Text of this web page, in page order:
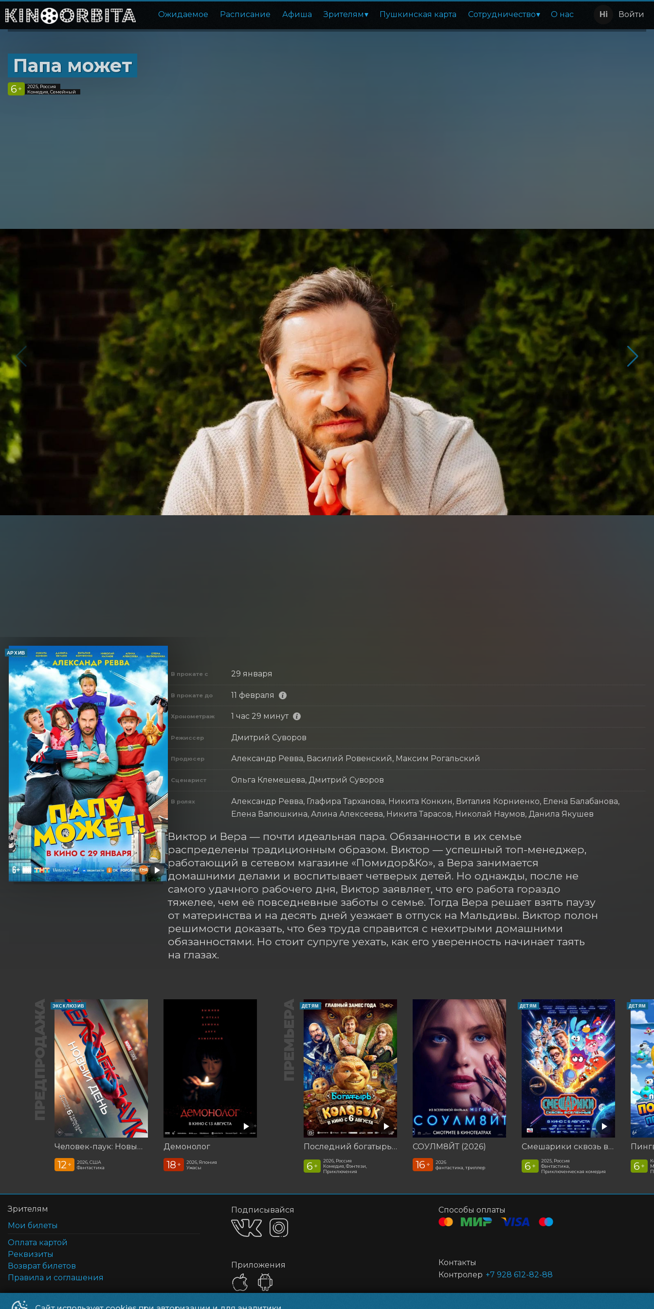
Ожидаемое Расписание Афиша Зрителям Пушкинская карта Сотрудничество О нас Войти
Папа может
6 +
2025, Россия
Комедия, Семейный
АРХИВ
В прокате с 29 января
В прокате до 11 февраля
Хронометраж 1 час 29 минут
Режиссер Дмитрий Суворов
Продюсер Александр Ревва, Василий Ровенский, Максим Рогальский
Сценарист Ольга Клемешева, Дмитрий Суворов
В ролях
Александр Ревва, Глафира Тарханова, Никита Конкин, Виталия Корниенко, Елена Балабанова,
Елена Валюшкина, Алина Алексеева, Никита Тарасов, Николай Наумов, Данила Якушев
Виктор и Вера — почти идеальная пара. Обязанности в их семье
распределены традиционным образом. Виктор — успешный топ-менеджер,
работающий в сетевом магазине «Помидор&Ко», а Вера занимается
домашними делами и воспитывает четверых детей. Но однажды, после не
самого удачного рабочего дня, Виктор заявляет, что его работа гораздо
тяжелее, чем её повседневные заботы о семье. Тогда Вера решает взять паузу
от материнства и на десять дней уезжает в отпуск на Мальдивы. Виктор полон
решимости доказать, что без труда справится с нехитрыми домашними
обязанностями. Но стоит супруге уехать, как его уверенность начинает таять
на глазах.
ПРЕДПРОДАЖА ЭКСКЛЮЗИВ
Человек-паук: Новый день (2026)
12 +
2026, США
Фантастика
Демонолог
18 +
2026, Япония
Ужасы
ПРЕМЬЕРА ДЕТЯМ
Последний богатырь. Колобок
6 +
2026, Россия
Комедия, Фэнтези,
Приключения
СОУЛМ8ЙТ (2026)
16 +
2026
фантастика, триллер
ДЕТЯМ
Смешарики сквозь вселенные
6 +
2025, Россия
Фантастика,
Приключенческая комедия
ДЕТЯМ
6 +
Зрителям
Мои билеты
Оплата картой
Реквизиты
Возврат билетов
Правила и соглашения
Подписывайся
Приложения
Способы оплаты
Контакты
Контролер +7 928 612-82-88